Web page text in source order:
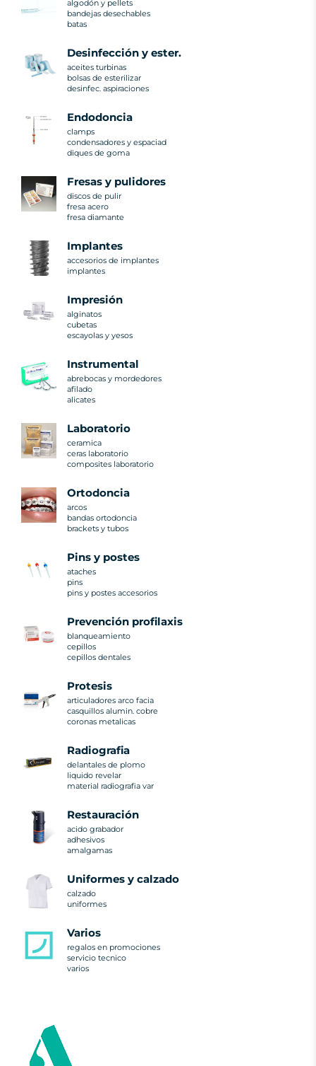
algodón y pellets
bandejas desechables
batas
desinfección y ester.
aceites turbinas
bolsas de esterilizar
desinfec. aspiraciones
endodoncia
clamps
condensadores y espaciad
diques de goma
fresas y pulidores
discos de pulir
fresa acero
fresa diamante
implantes
accesorios de implantes
implantes
impresión
alginatos
cubetas
escayolas y yesos
instrumental
abrebocas y mordedores
afilado
alicates
laboratorio
ceramica
ceras laboratorio
composites laboratorio
ortodoncia
arcos
bandas ortodoncia
brackets y tubos
pins y postes
ataches
pins
pins y postes accesorios
prevención profilaxis
blanqueamiento
cepillos
cepillos dentales
protesis
articuladores arco facia
casquillos alumin. cobre
coronas metalicas
radiografia
delantales de plomo
liquido revelar
material radiografia var
restauración
acido grabador
adhesivos
amalgamas
uniformes y calzado
calzado
uniformes
varios
regalos en promociones
servicio tecnico
varios